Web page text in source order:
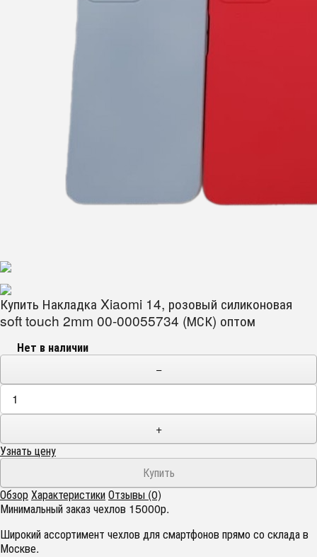
Купить Накладка Xiaomi 14, розовый силиконовая
soft touch 2mm 00-00055734 (МСК) оптом
Нет в наличии
−
+
Узнать цену
ОбзорХарактеристикиОтзывы (0)
Минимальный заказ чехлов 15000р.
Широкий ассортимент чехлов для смартфонов прямо со склада в
Москве.